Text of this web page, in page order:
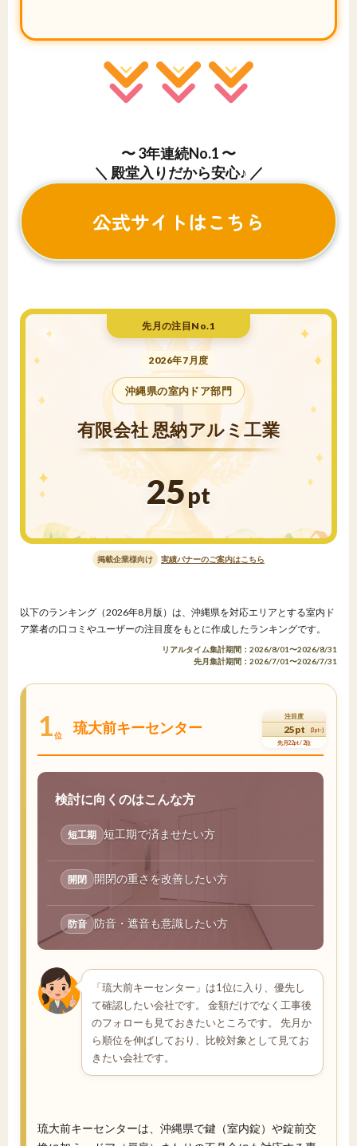
〜 3年連続No.1 〜
＼ 殿堂入りだから安心♪ ／
公式サイトはこちら
先月の注目No.1
2026年7月度
沖縄県の室内ドア部門
有限会社 恩納アルミ工業
25pt
掲載企業様向け 実績バナーのご案内はこちら
以下のランキング（2026年8月版）は、沖縄県を対応エリアとする室内ド
ア業者の口コミやユーザーの注目度をもとに作成したランキングです。
リアルタイム集計期間：2026/8/01〜2026/8/31
先月集計期間：2026/7/01〜2026/7/31
1位 琉大前キーセンター
注目度
25pt (3pt↑)
先月22pt / 2位
検討に向くのはこんな方
短工期 短工期で済ませたい方
開閉 開閉の重さを改善したい方
防音 防音・遮音も意識したい方
「琉大前キーセンター」は1位に入り、優先し
て確認したい会社です。 金額だけでなく工事後
のフォローも見ておきたいところです。 先月か
ら順位を伸ばしており、比較対象として見てお
きたい会社です。
琉大前キーセンターは、沖縄県で鍵（室内錠）や錠前交